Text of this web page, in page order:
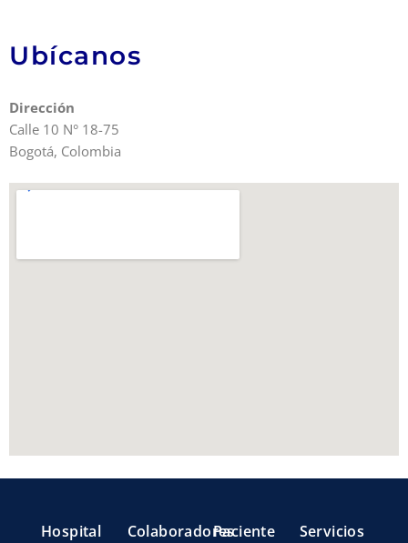
Ubícanos
Dirección
Calle 10 N° 18-75
Bogotá, Colombia
Hospital
ColaboradoresPaciente
Servicios